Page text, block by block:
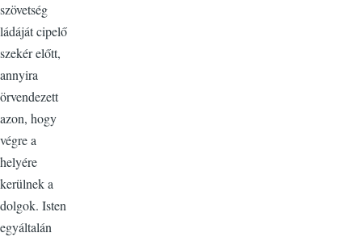
szövetség
ládáját cipelő
szekér előtt,
annyira
örvendezett
azon, hogy
végre a
helyére
kerülnek a
dolgok. Isten
egyáltalán